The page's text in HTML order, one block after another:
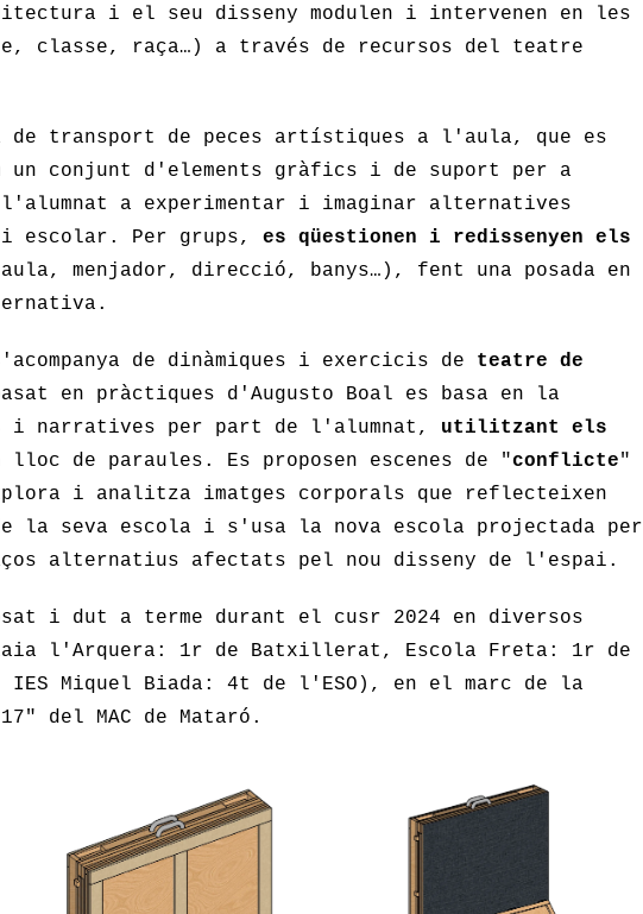
i el seu disseny modulen i intervenen en les
classe, raça…) a través de recursos del teatre
de transport de peces artístiques a l'aula, que es
un conjunt d'elements gràfics i de suport per a
a experimentar i imaginar alternatives
escolar. Per grups, es qüestionen i redissenyen els
menjador, direcció, banys…), fent una posada en
de dinàmiques i exercicis de teatre de
en pràctiques d'Augusto Boal es basa en la
i narratives per part de l'alumnat, utilitzant els
lloc de paraules. Es proposen escenes de "conflicte"
i analitza imatges corporals que reflecteixen
la seva escola i s'usa la nova escola projectada per
alternatius afectats pel nou disseny de l'espai.
i dut a terme durant el cusr 2024 en diversos
l'Arquera: 1r de Batxillerat, Escola Freta: 1r de
IES Miquel Biada: 4t de l'ESO), en el marc de la
del MAC de Mataró.